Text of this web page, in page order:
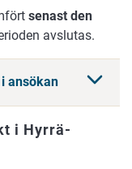
senast den
avslutas.
ansökan
i Hyrrä-